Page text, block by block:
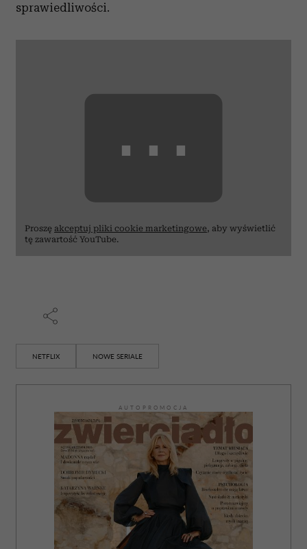
sprawiedliwości.
⋯
Proszę akceptuj pliki cookie marketingowe, aby wyświetlić
tę zawartość YouTube.
NETFLIX NOWE SERIALE
AUTOPROMOCJA